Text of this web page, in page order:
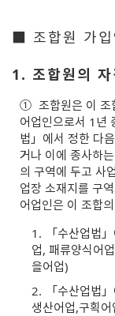
■ 조합원 가입
1. 조합원의 자
① 조합원은 이
어업인으로서 1년
법」에서 정한 다
거나 이에 종사하
의 구역에 두고 사
업장 소재지를 구
어업인은 이 조합
1.
「수산업법
업, 패류양식어
을어업)
2.
「수산업법
생산어업,구획